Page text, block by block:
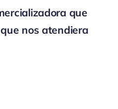
que
nos atendiera